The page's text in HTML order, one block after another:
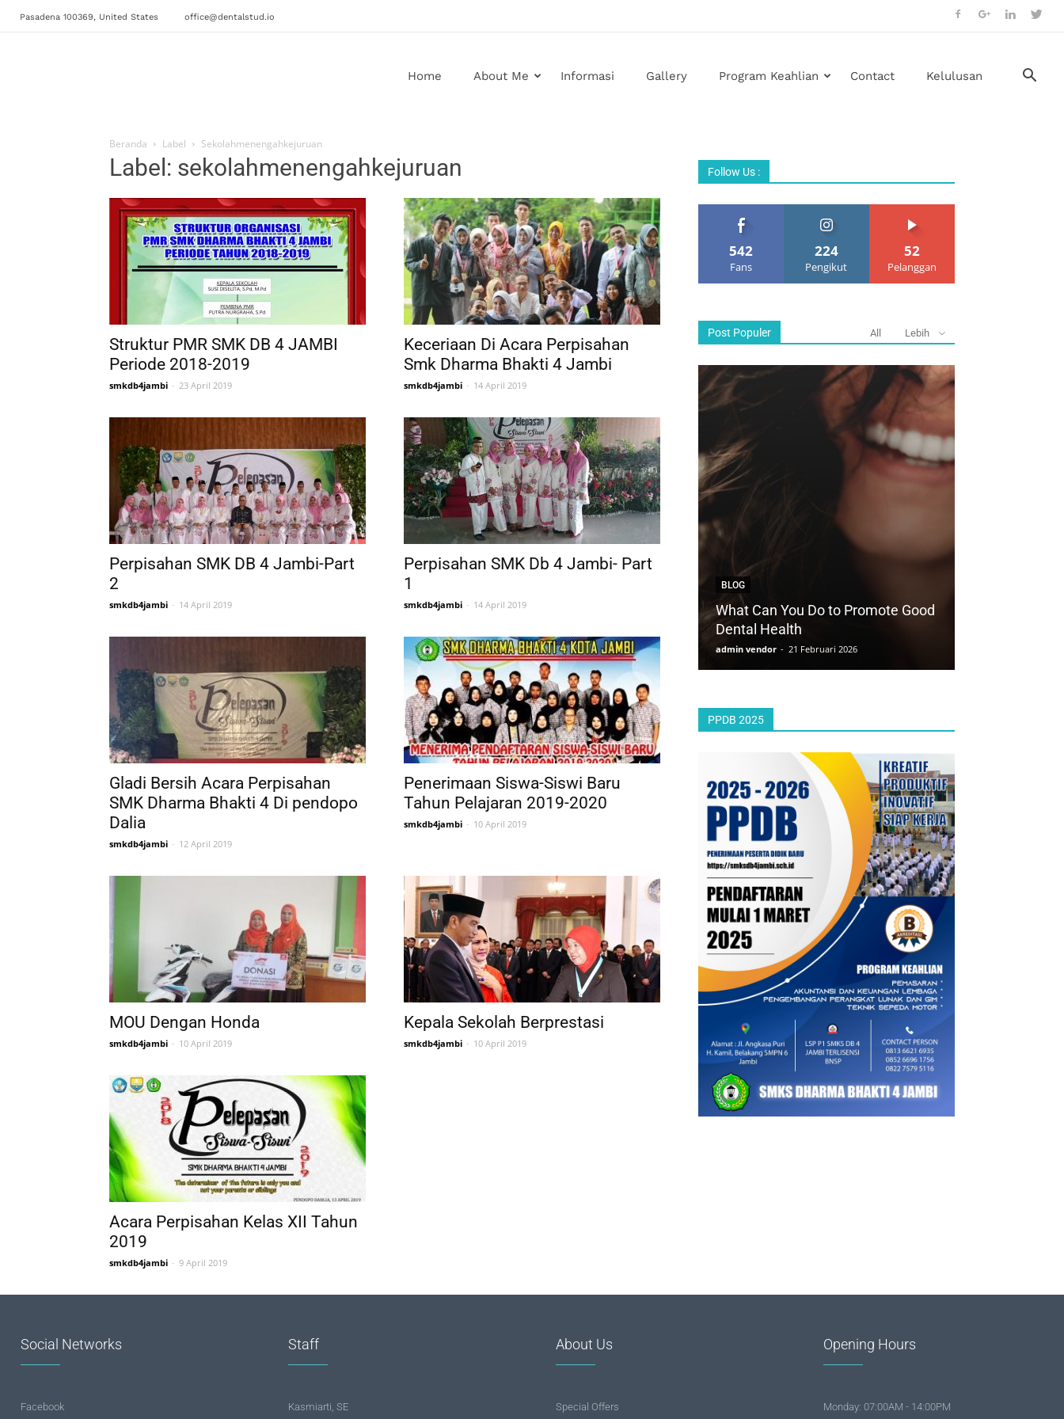
Pasadena 100369, United States office@dentalstud.io
Home About Me Informasi Gallery Program Keahlian Contact Kelulusan
Beranda Label Sekolahmenengahkejuruan
Label: sekolahmenengahkejuruan
Struktur PMR SMK DB 4 JAMBI
Periode 2018-2019
smkdb4jambi - 23 April 2019
Keceriaan Di Acara Perpisahan
Smk Dharma Bhakti 4 Jambi
smkdb4jambi - 14 April 2019
Perpisahan SMK DB 4 Jambi-Part
2
smkdb4jambi - 14 April 2019
Perpisahan SMK Db 4 Jambi- Part
1
smkdb4jambi - 14 April 2019
Gladi Bersih Acara Perpisahan
SMK Dharma Bhakti 4 Di pendopo
Dalia
smkdb4jambi - 12 April 2019
Penerimaan Siswa-Siswi Baru
Tahun Pelajaran 2019-2020
smkdb4jambi - 10 April 2019
MOU Dengan Honda
smkdb4jambi - 10 April 2019
Kepala Sekolah Berprestasi
smkdb4jambi - 10 April 2019
Acara Perpisahan Kelas XII Tahun
2019
smkdb4jambi - 9 April 2019
Follow Us :
542
Fans
224
Pengikut
52
Pelanggan
Post Populer All Lebih
BLOG
What Can You Do to Promote Good
Dental Health
admin vendor - 21 Februari 2026
PPDB 2025
Social Networks
Facebook
Staff
Kasmiarti, SE
About Us
Special Offers
Opening Hours
Monday: 07:00AM - 14:00PM